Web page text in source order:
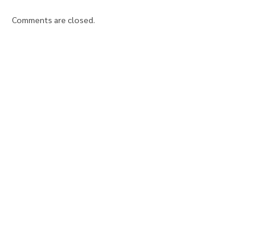
Comments are closed.